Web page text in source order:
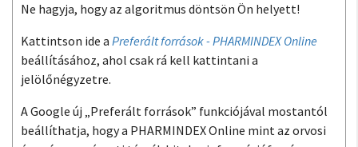
Ne hagyja, hogy az algoritmus döntsön Ön helyett!
Kattintson ide a Preferált források - PHARMINDEX Online
beállításához, ahol csak rá kell kattintani a
jelölőnégyzetre.
A Google új „Preferált források” funkciójával mostantól
beállíthatja, hogy a PHARMINDEX Online mint az orvosi